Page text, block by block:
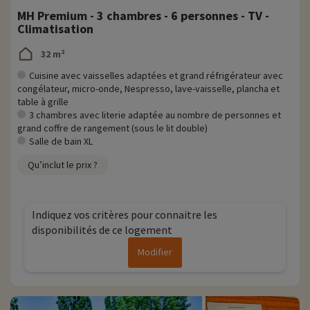
MH Premium - 3 chambres - 6 personnes - TV -
Climatisation
32 m²
Cuisine avec vaisselles adaptées et grand réfrigérateur avec
congélateur, micro-onde, Nespresso, lave-vaisselle, plancha et
table à grille
3 chambres avec literie adaptée au nombre de personnes et
grand coffre de rangement (sous le lit double)
Salle de bain XL
Qu’inclut le prix ?
Indiquez vos critères pour connaitre les
disponibilités de ce logement
Modifier